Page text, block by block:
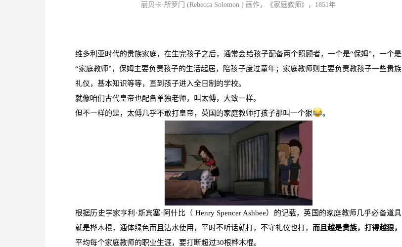
丽贝卡·所罗门 (Rebecca Solomon ) 画作，《家庭教师》，1851年
维多利亚时代的贵族家庭，在生完孩子之后，通常会给孩子配备两个照顾者，一个是“保姆”，一个是
“家庭教师”，保姆主要负责孩子的生活起居，陪孩子度过童年；家庭教师则主要负责教孩子一些贵族
礼仪，基本知识等等，直到孩子进入全日制的学校。
就像咱们古代皇帝也配备单独老师，叫太傅，大致一样。
但不一样的是，太傅几乎不敢打皇帝，英国的家庭教师打孩子那叫一个狠
。
根据历史学家亨利·斯宾塞·阿什比（ Henry Spencer Ashbee）的记载，英国的家庭教师几乎必备道具
就是桦木棍，通体绿色而且沾水使用，平时不听话就打，不守礼仪也打， 而且越是贵族，打得越狠，
平均每个家庭教师的职业生涯，要打断超过30根桦木棍。